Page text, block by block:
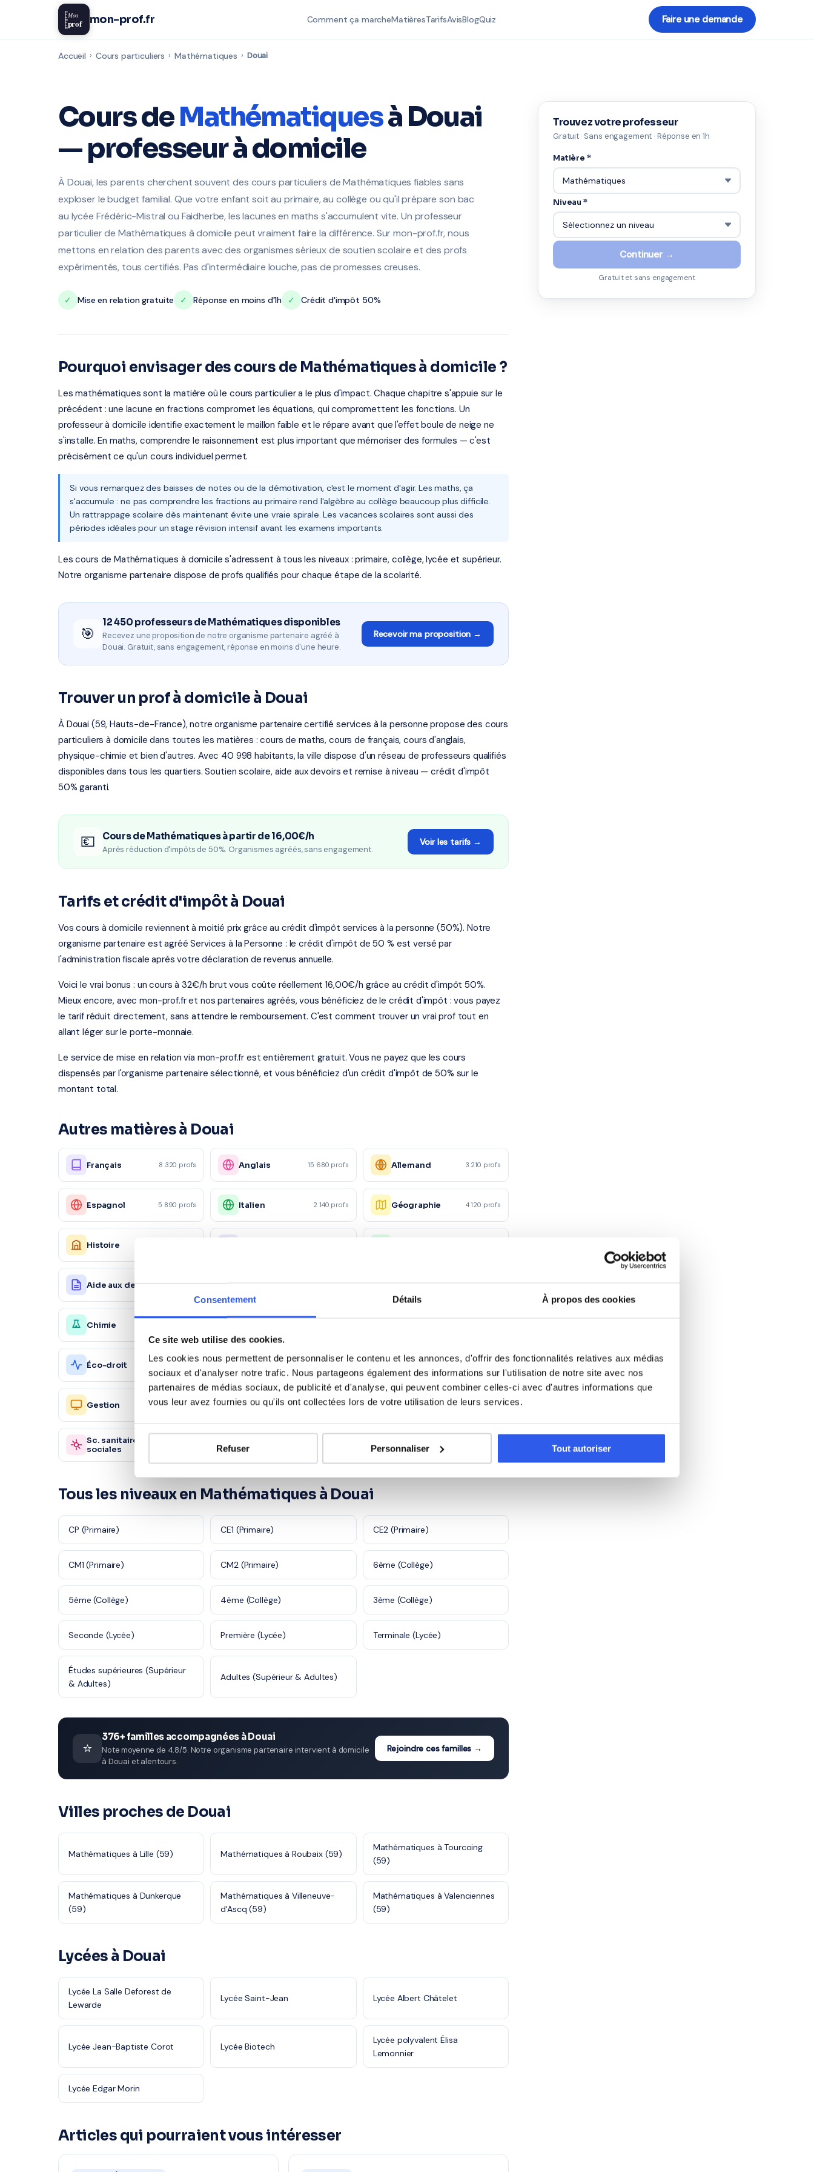
Consentement Détails À propos des cookies
Ce site web utilise des cookies.
Les cookies nous permettent de personnaliser le contenu et les annonces, d'offrir des fonctionnalités relatives aux médias
sociaux et d'analyser notre trafic. Nous partageons également des informations sur l'utilisation de notre site avec nos
partenaires de médias sociaux, de publicité et d'analyse, qui peuvent combiner celles-ci avec d'autres informations que
vous leur avez fournies ou qu'ils ont collectées lors de votre utilisation de leurs services.
Refuser Personnaliser Tout autoriser
Mon
prof mon-prof.fr Comment ça marcheMatièresTarifsAvisBlogQuiz Faire une demande
Accueil › Cours particuliers › Mathématiques › Douai
Cours deMathématiquesà Douai
— professeur à domicile
À Douai, les parents cherchent souvent des cours particuliers de Mathématiques fiables sans
exploser le budget familial. Que votre enfant soit au primaire, au collège ou qu'il prépare son bac
au lycée Frédéric-Mistral ou Faidherbe, les lacunes en maths s'accumulent vite. Un professeur
particulier de Mathématiques à domicile peut vraiment faire la différence. Sur mon-prof.fr, nous
mettons en relation des parents avec des organismes sérieux de soutien scolaire et des profs
expérimentés, tous certifiés. Pas d'intermédiaire louche, pas de promesses creuses.
✓ Mise en relation gratuite ✓ Réponse en moins d'1h ✓ Crédit d'impôt 50%
Pourquoi envisager des cours de Mathématiques à domicile ?
Les mathématiques sont la matière où le cours particulier a le plus d'impact. Chaque chapitre s'appuie sur le
précédent : une lacune en fractions compromet les équations, qui compromettent les fonctions. Un
professeur à domicile identifie exactement le maillon faible et le répare avant que l'effet boule de neige ne
s'installe. En maths, comprendre le raisonnement est plus important que mémoriser des formules — c'est
précisément ce qu'un cours individuel permet.
Si vous remarquez des baisses de notes ou de la démotivation, c'est le moment d'agir. Les maths, ça
s'accumule : ne pas comprendre les fractions au primaire rend l'algèbre au collège beaucoup plus difficile.
Un rattrappage scolaire dès maintenant évite une vraie spirale. Les vacances scolaires sont aussi des
périodes idéales pour un stage révision intensif avant les examens importants.
Les cours de Mathématiques à domicile s'adressent à tous les niveaux : primaire, collège, lycée et supérieur.
Notre organisme partenaire dispose de profs qualifiés pour chaque étape de la scolarité.
🎯
12 450 professeurs de Mathématiques disponibles
Recevez une proposition de notre organisme partenaire agréé à
Douai. Gratuit, sans engagement, réponse en moins d'une heure.
Recevoir ma proposition →
Trouver un prof à domicile à Douai
À Douai (59, Hauts-de-France), notre organisme partenaire certifié services à la personne propose des cours
particuliers à domicile dans toutes les matières : cours de maths, cours de français, cours d'anglais,
physique-chimie et bien d'autres. Avec 40 998 habitants, la ville dispose d'un réseau de professeurs qualifiés
disponibles dans tous les quartiers. Soutien scolaire, aide aux devoirs et remise à niveau — crédit d'impôt
50% garanti.
💶 Cours de Mathématiques à partir de 16,00€/h
Après réduction d'impôts de 50%. Organismes agréés, sans engagement.
Voir les tarifs →
Tarifs et crédit d'impôt à Douai
Vos cours à domicile reviennent à moitié prix grâce au crédit d'impôt services à la personne (50%). Notre
organisme partenaire est agréé Services à la Personne : le crédit d'impôt de 50 % est versé par
l'administration fiscale après votre déclaration de revenus annuelle.
Voici le vrai bonus : un cours à 32€/h brut vous coûte réellement 16,00€/h grâce au crédit d'impôt 50%.
Mieux encore, avec mon-prof.fr et nos partenaires agréés, vous bénéficiez de le crédit d'impôt : vous payez
le tarif réduit directement, sans attendre le remboursement. C'est comment trouver un vrai prof tout en
allant léger sur le porte-monnaie.
Le service de mise en relation via mon-prof.fr est entièrement gratuit. Vous ne payez que les cours
dispensés par l'organisme partenaire sélectionné, et vous bénéficiez d'un crédit d'impôt de 50% sur le
montant total.
Autres matières à Douai
Français 8 320 profs Anglais 15 680 profs Allemand 3 210 profs
Espagnol 5 890 profs Italien 2 140 profs Géographie 4 120 profs
Histoire
Aide aux devoirs18 200 profs
Chimie
Éco-droit 1 560 profs
Action
commerciale
1 230 profs Marketing/Mercatique
1 870 profs
Gestion 2 450 profs
Ressources
Humaines
1 120 profs
Santé et action
980 profs
Sc. sanitaires et
sociales
Autre
Tous les niveaux en Mathématiques à Douai
CP (Primaire) CE1 (Primaire) CE2 (Primaire)
CM1 (Primaire) CM2 (Primaire) 6ème (Collège)
5ème (Collège) 4ème (Collège) 3ème (Collège)
Seconde (Lycée) Première (Lycée) Terminale (Lycée)
Études supérieures (Supérieur
& Adultes)
Adultes (Supérieur & Adultes)
⭐
376+ familles accompagnées à Douai
Note moyenne de 4.8/5. Notre organisme partenaire intervient à domicile
à Douai et alentours.
Rejoindre ces familles →
Villes proches de Douai
Mathématiques à Lille (59) Mathématiques à Roubaix (59)
Mathématiques à Tourcoing
(59)
Mathématiques à Dunkerque
(59)
Mathématiques à Villeneuve-
d'Ascq (59)
Mathématiques à Valenciennes
(59)
Lycées à Douai
Lycée La Salle Deforest de
Lewarde
Lycée Saint-Jean Lycée Albert Châtelet
Lycée Jean-Baptiste Corot Lycée Biotech
Lycée polyvalent Élisa
Lemonnier
Lycée Edgar Morin
Articles qui pourraient vous intéresser
Trouvez votre professeur
Gratuit · Sans engagement · Réponse en 1h
Matière *
Niveau *
Continuer →
Gratuit et sans engagement